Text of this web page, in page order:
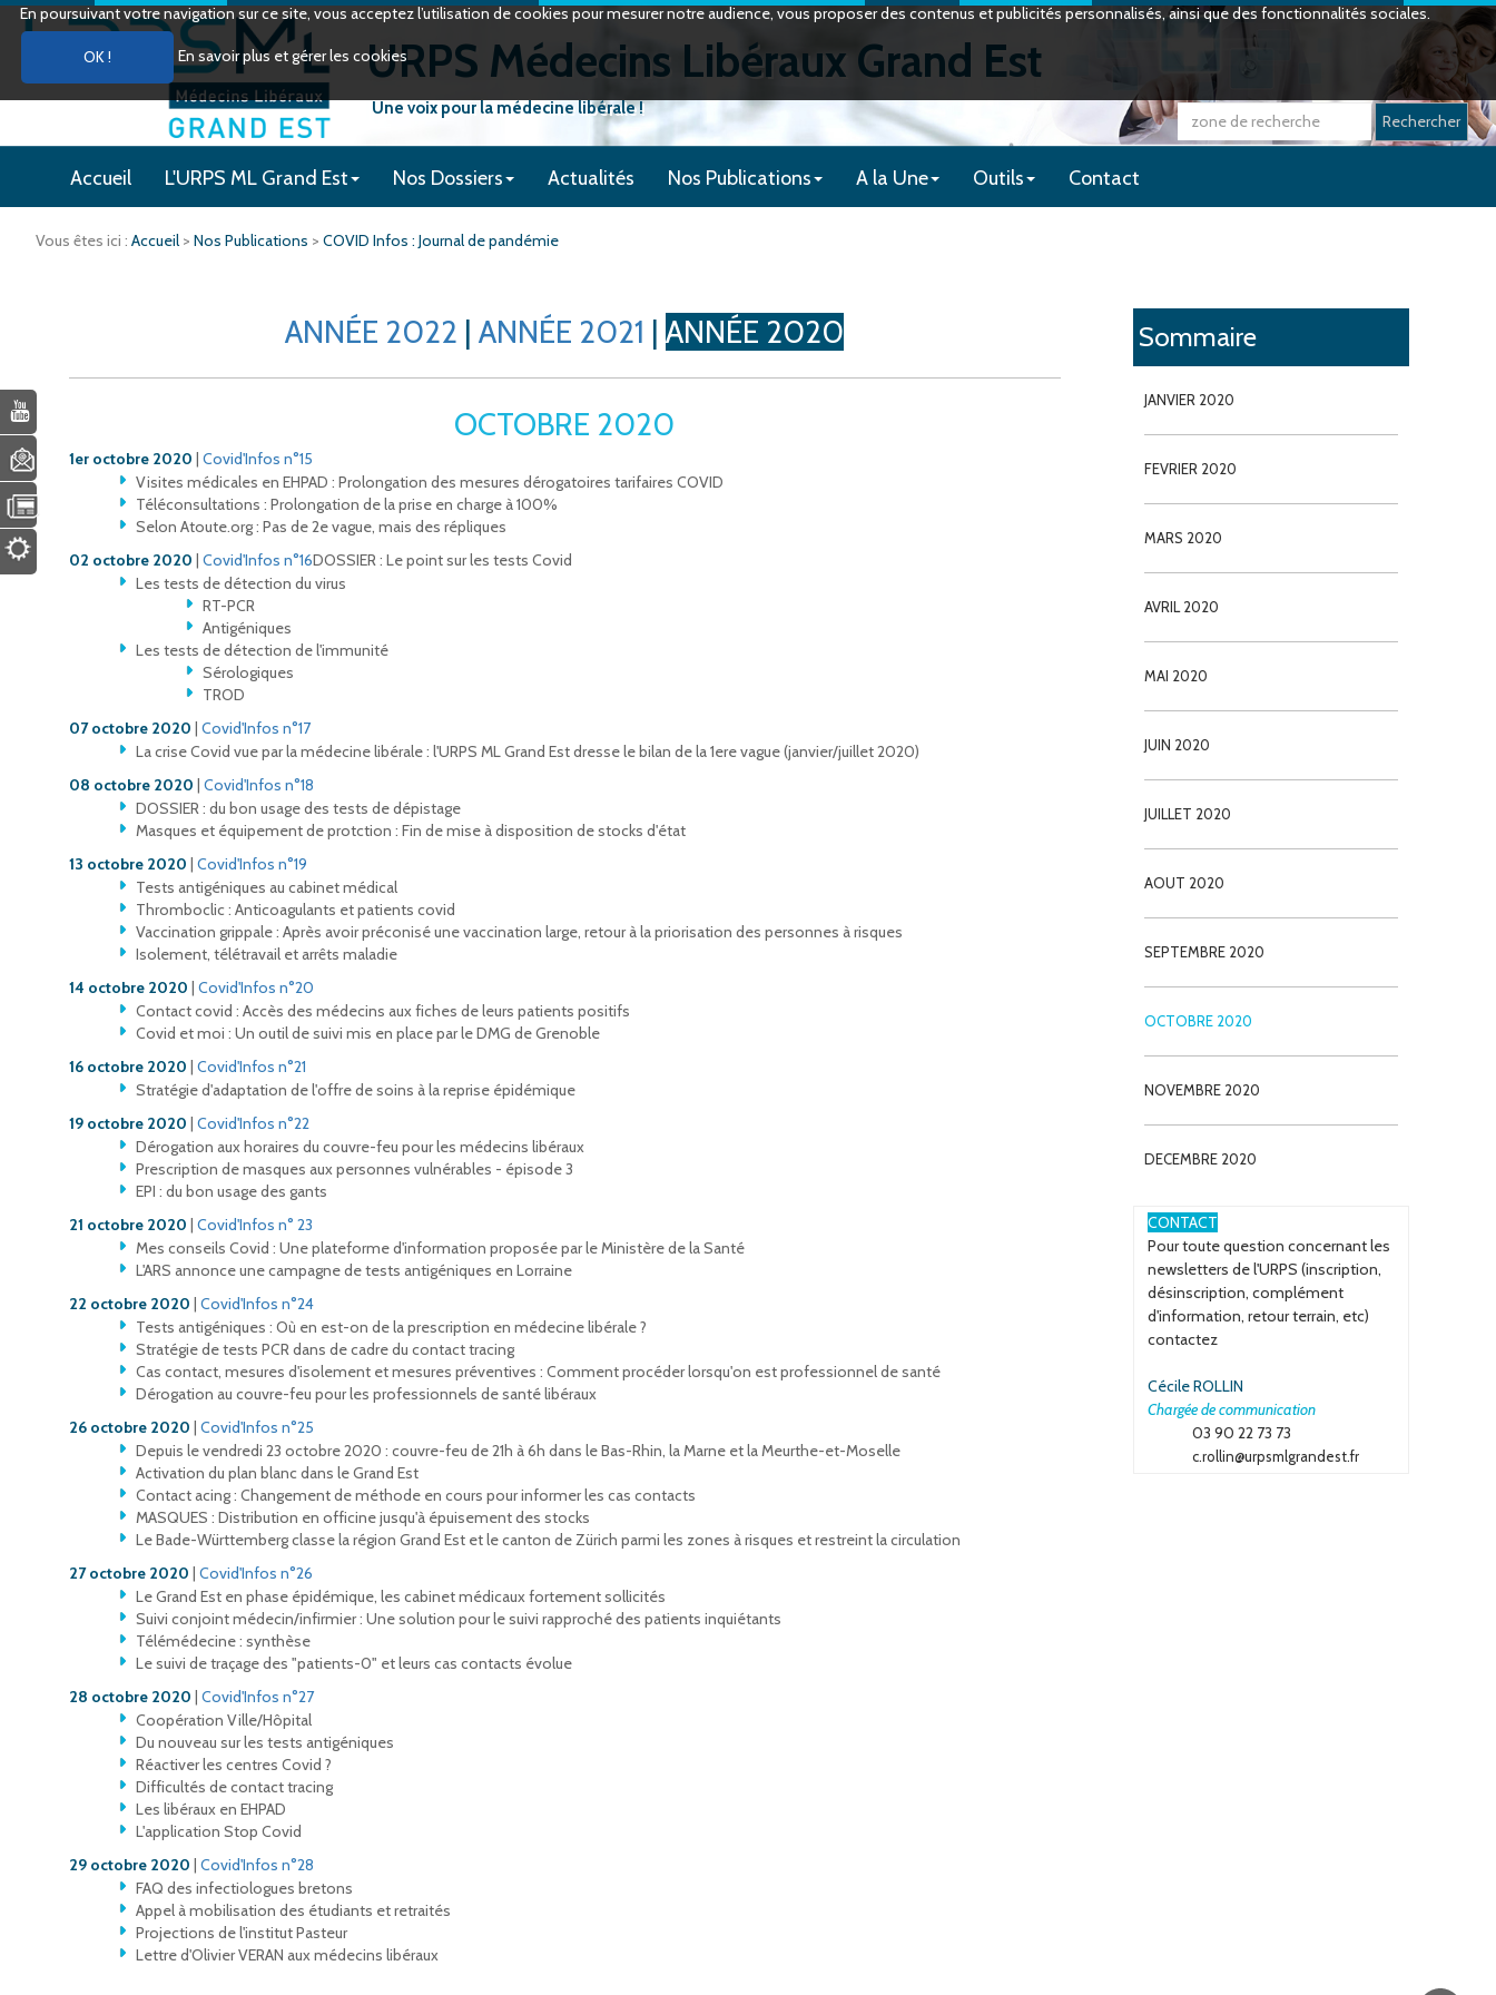
En poursuivant votre navigation sur ce site, vous acceptez l’utilisation de cookies pour mesurer notre audience, vous proposer des contenus et publicités personnalisés, ainsi que des fonctionnalités sociales.
En savoir plus et gérer les cookiesURPS Médecins Libéraux Grand Est
Une voix pour la médecine libérale !
Accueil L'URPS ML Grand Est Nos Dossiers Actualités Nos Publications A la Une Outils Contact
Rechercher
Vous êtes ici : Accueil > Nos Publications > COVID Infos : Journal de pandémie
ANNÉE 2022 |ANNÉE 2021 |ANNÉE 2020
OCTOBRE 2020
1er octobre 2020 | Covid'Infos n°15
Visites médicales en EHPAD : Prolongation des mesures dérogatoires tarifaires COVID
Téléconsultations : Prolongation de la prise en charge à 100%
Selon Atoute.org : Pas de 2e vague, mais des répliques
02 octobre 2020 | Covid'Infos n°16DOSSIER : Le point sur les tests Covid
Les tests de détection du virus
RT-PCR
Antigéniques
Les tests de détection de l'immunité
Sérologiques
TROD
07 octobre 2020 | Covid'Infos n°17
La crise Covid vue par la médecine libérale : l'URPS ML Grand Est dresse le bilan de la 1ere vague (janvier/juillet 2020)
08 octobre 2020 | Covid'Infos n°18
DOSSIER : du bon usage des tests de dépistage
Masques et équipement de protction : Fin de mise à disposition de stocks d'état
13 octobre 2020 | Covid'Infos n°19
Tests antigéniques au cabinet médical
Thromboclic : Anticoagulants et patients covid
Vaccination grippale : Après avoir préconisé une vaccination large, retour à la priorisation des personnes à risques
Isolement, télétravail et arrêts maladie
14 octobre 2020 | Covid'Infos n°20
Contact covid : Accès des médecins aux fiches de leurs patients positifs
Covid et moi : Un outil de suivi mis en place par le DMG de Grenoble
16 octobre 2020 | Covid'Infos n°21
Stratégie d'adaptation de l'offre de soins à la reprise épidémique
19 octobre 2020 | Covid'Infos n°22
Dérogation aux horaires du couvre-feu pour les médecins libéraux
Prescription de masques aux personnes vulnérables - épisode 3
EPI : du bon usage des gants
21 octobre 2020 | Covid'Infos n° 23
Mes conseils Covid : Une plateforme d'information proposée par le Ministère de la Santé
L'ARS annonce une campagne de tests antigéniques en Lorraine
22 octobre 2020 | Covid'Infos n°24
Tests antigéniques : Où en est-on de la prescription en médecine libérale ?
Stratégie de tests PCR dans de cadre du contact tracing
Cas contact, mesures d'isolement et mesures préventives : Comment procéder lorsqu'on est professionnel de santé
Dérogation au couvre-feu pour les professionnels de santé libéraux
26 octobre 2020 | Covid'Infos n°25
Depuis le vendredi 23 octobre 2020 : couvre-feu de 21h à 6h dans le Bas-Rhin, la Marne et la Meurthe-et-Moselle
Activation du plan blanc dans le Grand Est
Contact acing : Changement de méthode en cours pour informer les cas contacts
MASQUES : Distribution en officine jusqu'à épuisement des stocks
Le Bade-Württemberg classe la région Grand Est et le canton de Zürich parmi les zones à risques et restreint la circulation
27 octobre 2020 | Covid'Infos n°26
Le Grand Est en phase épidémique, les cabinet médicaux fortement sollicités
Suivi conjoint médecin/infirmier : Une solution pour le suivi rapproché des patients inquiétants
Télémédecine : synthèse
Le suivi de traçage des "patients-0" et leurs cas contacts évolue
28 octobre 2020 | Covid'Infos n°27
Coopération Ville/Hôpital
Du nouveau sur les tests antigéniques
Réactiver les centres Covid ?
Difficultés de contact tracing
Les libéraux en EHPAD
L'application Stop Covid
29 octobre 2020 | Covid'Infos n°28
FAQ des infectiologues bretons
Appel à mobilisation des étudiants et retraités
Projections de l'institut Pasteur
Lettre d'Olivier VERAN aux médecins libéraux
Sommaire
JANVIER 2020
FEVRIER 2020
MARS 2020
AVRIL 2020
MAI 2020
JUIN 2020
JUILLET 2020
AOUT 2020
SEPTEMBRE 2020
OCTOBRE 2020
NOVEMBRE 2020
DECEMBRE 2020
CONTACT
Pour toute question concernant les
newsletters de l'URPS (inscription,
désinscription, complément
d'information, retour terrain, etc)
contactez
Cécile ROLLIN
Chargée de communication
03 90 22 73 73
c.rollin@urpsmlgrandest.fr